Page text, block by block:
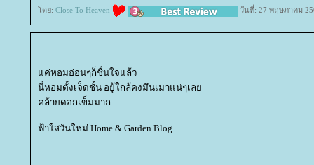
ดย: Close To Heaven วันที่: 27 พฤษภาคม
ค่หอมอ่อนๆก็ชื่นใจแล้ว
นี่หอมตั้งเจ็ดชั้น อยู้ใกล้คงมึนเมาแน่ๆเล
คล้ายดอกเข็มมาก
ฟ้าใสวันใหม่ Home & Garden Blog